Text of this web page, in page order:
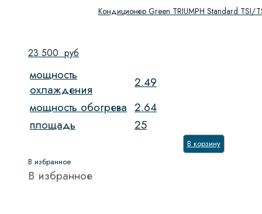
Кондиционер Green TRIUMPH Standard TSI/
23 500 руб
мощность
охлаждения
2.49
мощность обогрева 2.64
площадь
25
В корзину
В избранное
В избранное